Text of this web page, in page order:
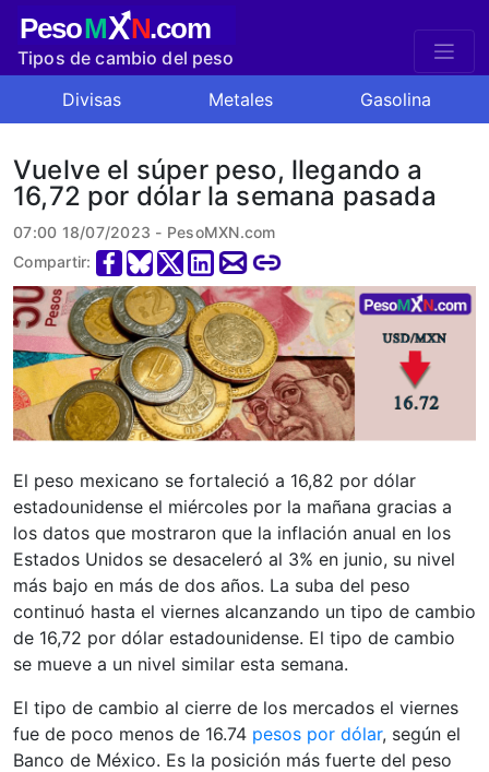
PesoMXN.com
Tipos de cambio del peso
Divisas Metales Gasolina
Vuelve el súper peso, llegando a
16,72 por dólar la semana pasada
07:00 18/07/2023 - PesoMXN.com
Compartir:
El peso mexicano se fortaleció a 16,82 por dólar
estadounidense el miércoles por la mañana gracias a
los datos que mostraron que la inflación anual en los
Estados Unidos se desaceleró al 3% en junio, su nivel
más bajo en más de dos años. La suba del peso
continuó hasta el viernes alcanzando un tipo de cambio
de 16,72 por dólar estadounidense. El tipo de cambio
se mueve a un nivel similar esta semana.
El tipo de cambio al cierre de los mercados el viernes
fue de poco menos de 16.74 pesos por dólar, según el
Banco de México. Es la posición más fuerte del peso